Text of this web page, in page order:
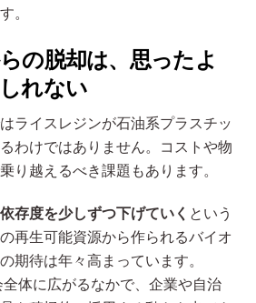
。
の脱却は、思ったよ
れない
ライスレジンが石油系プラスチッ
わけではありません。コストや物
り越えるべき課題もあります。
存度を少しずつ下げていく という
再生可能資源から作られるバイオ
期待は年々高まっています。
全体に広がるなかで、企業や自治